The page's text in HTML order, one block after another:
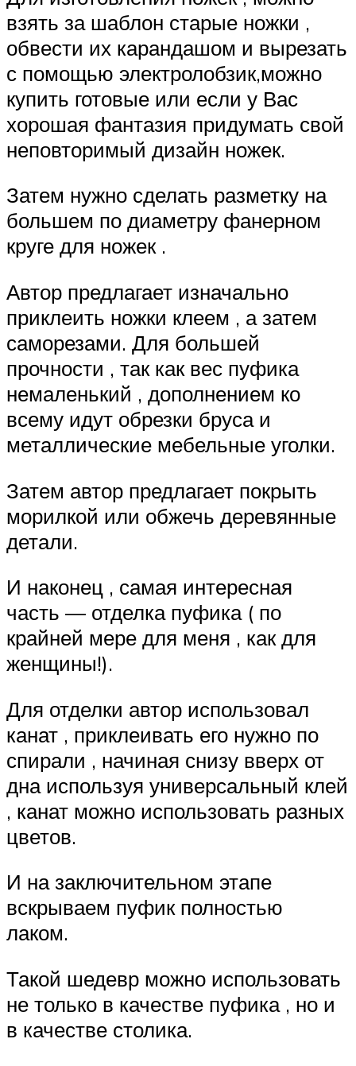
взять за шаблон старые ножки ,
обвести их карандашом и вырезать
с помощью электролобзик,можно
купить готовые или если у Вас
хорошая фантазия придумать свой
неповторимый дизайн ножек.
Затем нужно сделать разметку на
большем по диаметру фанерном
круге для ножек .
Автор предлагает изначально
приклеить ножки клеем , а затем
саморезами. Для большей
прочности , так как вес пуфика
немаленький , дополнением ко
всему идут обрезки бруса и
металлические мебельные уголки.
Затем автор предлагает покрыть
морилкой или обжечь деревянные
детали.
И наконец , самая интересная
часть — отделка пуфика ( по
крайней мере для меня , как для
женщины!).
Для отделки автор использовал
канат , приклеивать его нужно по
спирали , начиная снизу вверх от
дна используя универсальный клей
, канат можно использовать разных
цветов.
И на заключительном этапе
вскрываем пуфик полностью
лаком.
Такой шедевр можно использовать
не только в качестве пуфика , но и
в качестве столика.